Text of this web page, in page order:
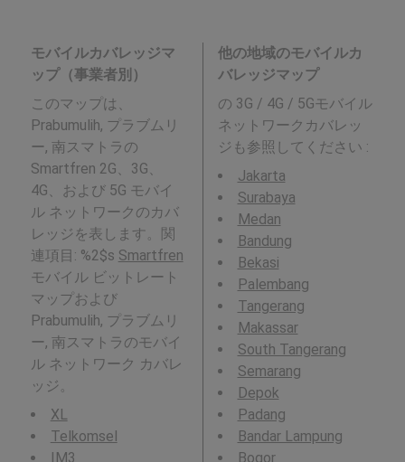
モバイルカバレッジマ
ップ（事業者別）
このマップは、
Prabumulih, プラブムリ
ー, 南スマトラの
Smartfren 2G、3G、
4G、および 5G モバイ
ル ネットワークのカバ
レッジを表します。関
連項目: %2$s Smartfren
モバイル ビットレート
マップおよび
Prabumulih, プラブムリ
ー, 南スマトラのモバイ
ル ネットワーク カバレ
ッジ。
XL
Telkomsel
IM3
他の地域のモバイルカ
バレッジマップ
の 3G / 4G / 5Gモバイル
ネットワークカバレッ
ジも参照してください :
Jakarta
Surabaya
Medan
Bandung
Bekasi
Palembang
Tangerang
Makassar
South Tangerang
Semarang
Depok
Padang
Bandar Lampung
Bogor